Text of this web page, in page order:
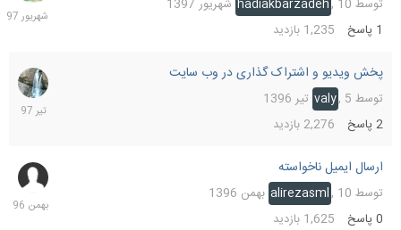
توسط hadiakbarzadeh ,10 شهریور 1397
پاسخ 1,235 بازدید
پخش ویدیو و اشتراک گذاری در وب سایت
توسط valy , 5 تیر 1396
2پاسخ 2,276بازدید
24
تیر
ارسال ایمیل ناخواسته
توسط alirezasml ,10 بهمن 1396
پاسخ 1,625 بازدید
10
بهمن